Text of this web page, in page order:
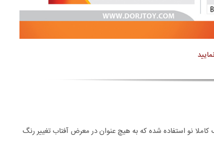
نو استفاده شده که به هیچ عنوان در معرض آفتاب تغییر رنگ